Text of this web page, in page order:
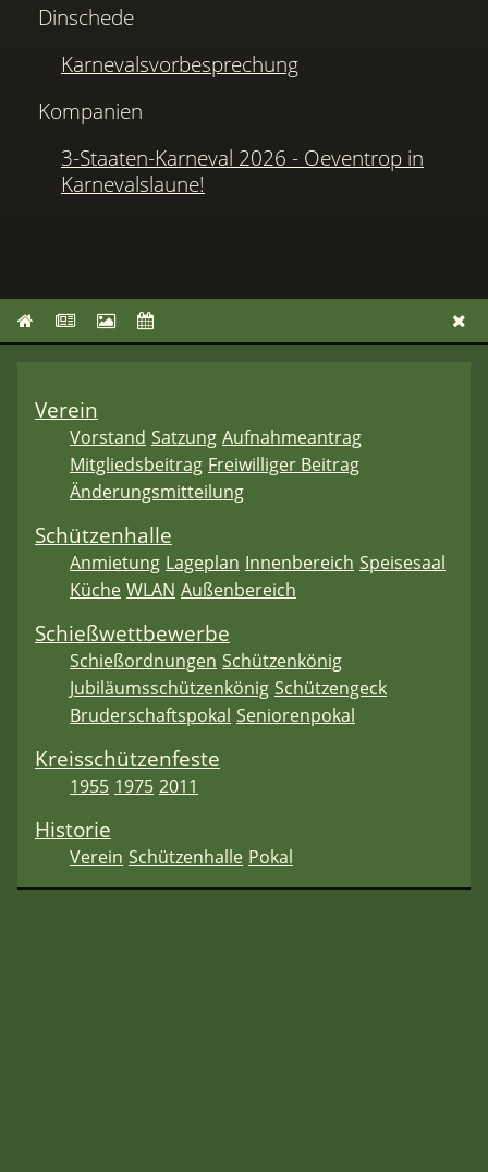
Dinschede
Karnevalsvorbesprechung
Kompanien
3-Staaten-Karneval 2026 - Oeventrop in
Karnevalslaune!
Verein
Vorstand Satzung Aufnahmeantrag
Mitgliedsbeitrag Freiwilliger Beitrag
Änderungsmitteilung
Schützenhalle
Anmietung Lageplan Innenbereich Speisesaal
Küche WLAN Außenbereich
Schießwettbewerbe
Schießordnungen Schützenkönig
Jubiläumsschützenkönig Schützengeck
Bruderschaftspokal Seniorenpokal
Kreisschützenfeste
1955 1975 2011
Historie
Verein Schützenhalle Pokal